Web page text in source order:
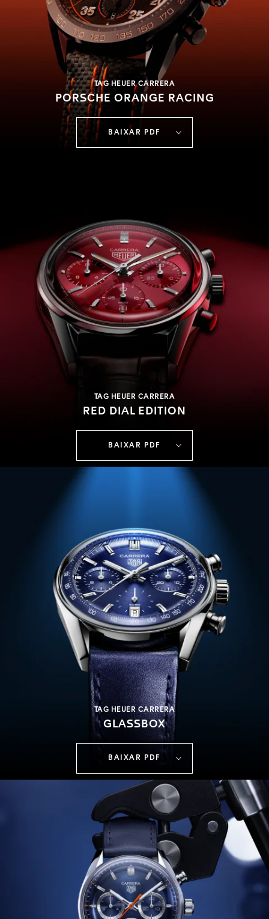
TAG HEUER CARRERA
PORSCHE ORANGE RACING
BAIXAR PDF
TAG HEUER CARRERA
RED DIAL EDITION
BAIXAR PDF
TAG HEUER CARRERA
GLASSBOX
BAIXAR PDF